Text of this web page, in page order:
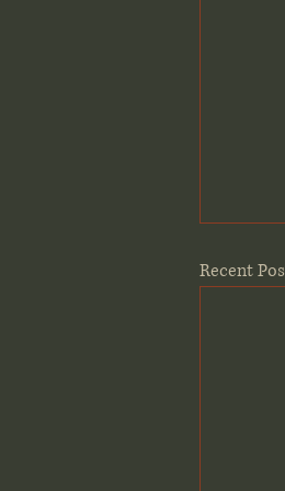
Recent